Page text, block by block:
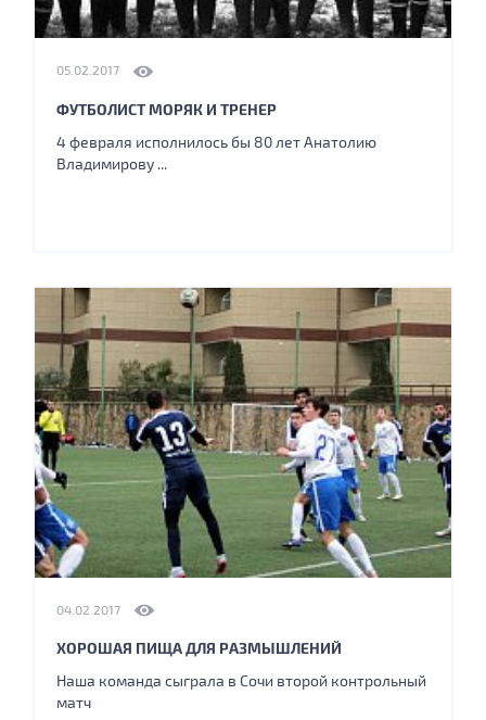
05.02.2017
ФУТБОЛИСТ МОРЯК И ТРЕНЕР
4 февраля исполнилось бы 80 лет Анатолию
Владимирову ...
04.02.2017
ХОРОШАЯ ПИЩА ДЛЯ РАЗМЫШЛЕНИЙ
Наша команда сыграла в Сочи второй контрольный
матч